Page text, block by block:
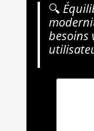
🔍
besoins